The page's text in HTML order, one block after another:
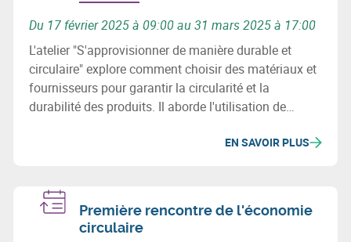
Du 17 février 2025 à 09:00 au 31 mars 2025 à 17:00
L'atelier "S'approvisionner de manière durable et
circulaire" explore comment choisir des matériaux et
fournisseurs pour garantir la circularité et la
durabilité des produits. Il aborde l'utilisation de
sociaux, et la révision des processus d'achats pour
EN SAVOIR PLUS
Première rencontre de l'économie
circulaire